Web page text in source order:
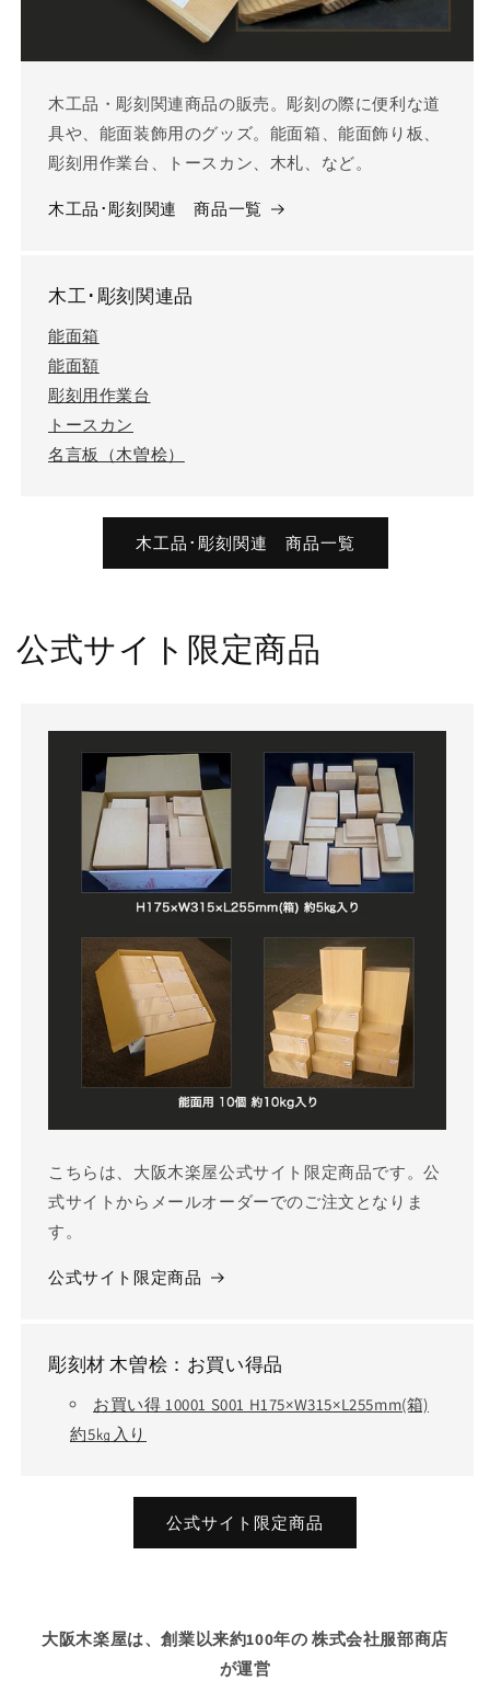
木工品・彫刻関連商品の販売。彫刻の際に便利な道
具や、能面装飾用のグッズ。能面箱、能面飾り板、
彫刻用作業台、トースカン、木札、など。
木工品･彫刻関連 商品一覧
木工･彫刻関連品
能面箱
能面額
彫刻用作業台
トースカン
名言板（木曽桧）
木工品･彫刻関連 商品一覧
公式サイト限定商品
こちらは、大阪木楽屋公式サイト限定商品です。公
式サイトからメールオーダーでのご注文となりま
す。
公式サイト限定商品
彫刻材 木曽桧：お買い得品
お買い得 10001 S001 H175×W315×L255mm(箱)
約5㎏入り
公式サイト限定商品
大阪木楽屋は、創業以来約100年の 株式会社服部商店
が運営